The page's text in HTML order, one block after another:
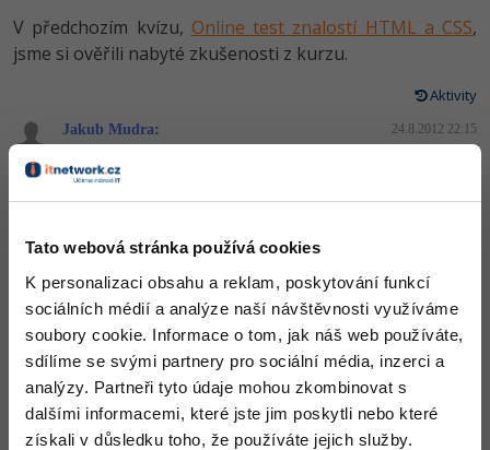
Tato webová stránka používá cookies
K personalizaci obsahu a reklam, poskytování funkcí
sociálních médií a analýze naší návštěvnosti využíváme
soubory cookie. Informace o tom, jak náš web používáte,
sdílíme se svými partnery pro sociální média, inzerci a
analýzy. Partneři tyto údaje mohou zkombinovat s
dalšími informacemi, které jste jim poskytli nebo které
získali v důsledku toho, že používáte jejich služby.
Copywriter
SEO specialista
Algoritmy -41%
Pro děti
Více
Fórum
Time management
Linux
Sítě
Kybernetická bezpečnost
Elektronický podpis
Fórum
Ostatní
Příběhy absolventů
Blog
Kariéra
Pro firmy
V předchozím kvízu, Online test znalostí HTML a CSS,
jsme si ověřili nabyté zkušenosti z kurzu.
Aktivity
Jakub Mudra: 24.8.2012 22:15
Můj další "šílený" web. Jedná se o stránku kde budu uveřejňovat
tutoriály atd.. Je teprve ve vývoji takže omluvte chyby.Jinak
nemam co dodat jen že web je opravdu ve fázi hrubého vývoje.
Odpovědět